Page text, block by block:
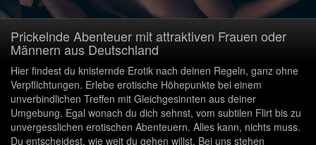
Prickelnde Abenteuer mit attraktiven Frauen oder
Männern aus Deutschland
Hier findest du knisternde Erotik nach deinen Regeln, ganz ohne
Verpflichtungen. Erlebe erotische Höhepunkte bei einem
unverbindlichen Treffen mit Gleichgesinnten aus deiner
Umgebung. Egal wonach du dich sehnst, vom subtilen Flirt bis zu
unvergesslichen erotischen Abenteuern. Alles kann, nichts muss.
Du entscheidest, wie weit du gehen willst. Bei uns stehen